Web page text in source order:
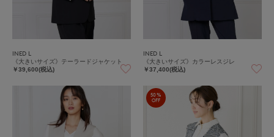
INED L
《大きいサイズ》テーラードジャケット
￥39,600(税込)
INED L
《大きいサイズ》カラーレスジレ
￥37,400(税込)
50%
OFF